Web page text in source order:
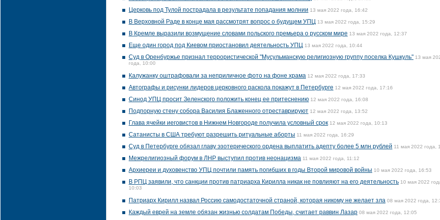
Церковь под Тулой пострадала в результате попадания молнии 13 мая 2022 года, 16:42
В Верховной Раде в конце мая рассмотрят вопрос о будущем УПЦ 13 мая 2022 года, 15:29
В Кремле выразили возмущение словами польского премьера о русском мире 13 мая 2022 года, 12:37
Еще один город под Киевом приостановил деятельность УПЦ 13 мая 2022 года, 10:44
Суд в Оренбуржье признал террористической "Мусульманскую религиозную группу поселка Кушкуль" 13 мая
года, 10:00
Калужанку оштрафовали за неприличное фото на фоне храма 12 мая 2022 года, 17:33
Автографы и рисунки лидеров церковного раскола покажут в Петербурге 12 мая 2022 года, 17:16
Синод УПЦ просит Зеленского положить конец ее притеснению 12 мая 2022 года, 16:08
Подпорную стену собора Василия Блаженного отреставрируют 12 мая 2022 года, 13:52
Глава ячейки иеговистов в Нижнем Новгороде получила условный срок 12 мая 2022 года, 10:13
Сатанисты в США требуют разрешить ритуальные аборты 11 мая 2022 года, 16:29
Суд в Петербурге обязал главу эзотерического ордена выплатить адепту более 5 млн рублей 11 мая 2022 года,
Межрелигиозный форум в ЛНР выступил против неонацизма 11 мая 2022 года, 11:12
Архиереи и духовенство УПЦ почтили память погибших в годы Второй мировой войны 10 мая 2022 года, 16:53
В РПЦ заявили, что санкции против патриарха Кирилла никак не повлияют на его деятельность 10 мая 2022
10:03
Патриарх Кирилл назвал Россию самодостаточной страной, которая никому не желает зла 08 мая 2022 года,
Каждый еврей на земле обязан жизнью солдатам Победы, считает раввин Лазар 08 мая 2022 года, 12:05